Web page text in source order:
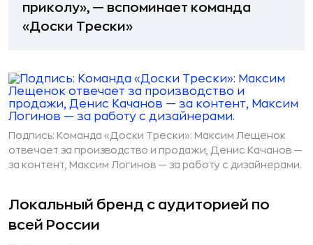
приколу», — вспоминает команда
«Доски Трески»
Подпись: Команда «Доски Трески»: Максим Лещенок
отвечает за производство и продажи, Денис Качанов —
за контент, Максим Логинов — за работу с дизайнерами.
Локальный бренд с аудиторией по
всей России